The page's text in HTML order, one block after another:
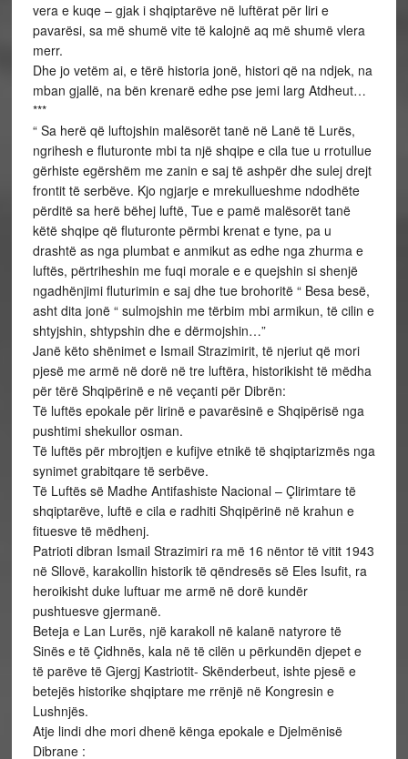
vera e kuqe – gjak i shqiptarëve në luftërat për liri e
pavarësi, sa më shumë vite të kalojnë aq më shumë vlera
merr.
Dhe jo vetëm ai, e tërë historia jonë, histori që na ndjek, na
mban gjallë, na bën krenarë edhe pse jemi larg Atdheut…
***
“ Sa herë që luftojshin malësorët tanë në Lanë të Lurës,
ngrihesh e fluturonte mbi ta një shqipe e cila tue u rrotullue
gërhiste egërshëm me zanin e saj të ashpër dhe sulej drejt
frontit të serbëve. Kjo ngjarje e mrekullueshme ndodhëte
përditë sa herë bëhej luftë, Tue e pamë malësorët tanë
këtë shqipe që fluturonte përmbi krenat e tyne, pa u
drashtë as nga plumbat e anmikut as edhe nga zhurma e
luftës, përtriheshin me fuqi morale e e quejshin si shenjë
ngadhënjimi fluturimin e saj dhe tue brohoritë “ Besa besë,
asht dita jonë “ sulmojshin me tërbim mbi armikun, të cilin e
shtyjshin, shtypshin dhe e dërmojshin…”
Janë këto shënimet e Ismail Strazimirit, të njeriut që mori
pjesë me armë në dorë në tre luftëra, historikisht të mëdha
për tërë Shqipërinë e në veçanti për Dibrën:
Të luftës epokale për lirinë e pavarësinë e Shqipërisë nga
pushtimi shekullor osman.
Të luftës për mbrojtjen e kufijve etnikë të shqiptarizmës nga
synimet grabitqare të serbëve.
Të Luftës së Madhe Antifashiste Nacional – Çlirimtare të
shqiptarëve, luftë e cila e radhiti Shqipërinë në krahun e
fituesve të mëdhenj.
Patrioti dibran Ismail Strazimiri ra më 16 nëntor të vitit 1943
në Sllovë, karakollin historik të qëndresës së Eles Isufit, ra
heroikisht duke luftuar me armë në dorë kundër
pushtuesve gjermanë.
Beteja e Lan Lurës, një karakoll në kalanë natyrore të
Sinës e të Çidhnës, kala në të cilën u përkundën djepet e
të parëve të Gjergj Kastriotit- Skënderbeut, ishte pjesë e
betejës historike shqiptare me rrënjë në Kongresin e
Lushnjës.
Atje lindi dhe mori dhenë kënga epokale e Djelmënisë
Dibrane :